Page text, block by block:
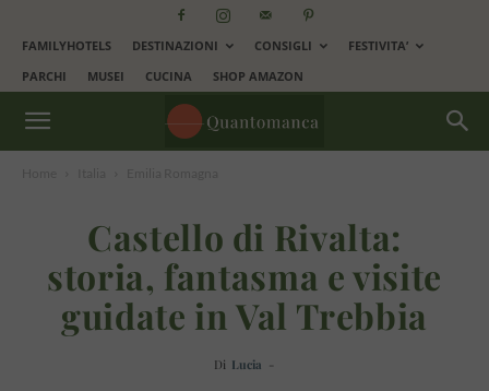
FAMILYHOTELS DESTINAZIONI CONSIGLI
FESTIVITA’
PARCHI
MUSEI CUCINA SHOP AMAZON
Castello di Rivalta:
storia, fantasma e visite
guidate in Val Trebbia
Di Lucia -